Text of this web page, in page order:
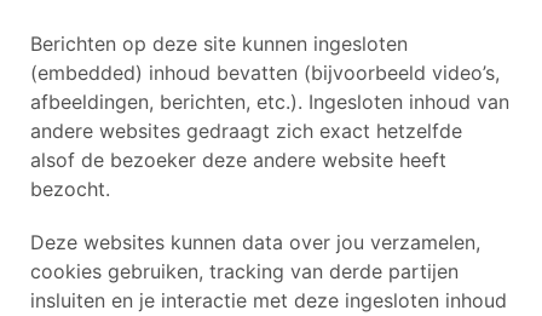
Berichten op deze site kunnen ingesloten
(embedded) inhoud bevatten (bijvoorbeeld video’s,
afbeeldingen, berichten, etc.). Ingesloten inhoud van
andere websites gedraagt zich exact hetzelfde
alsof de bezoeker deze andere website heeft
bezocht.
Deze websites kunnen data over jou verzamelen,
cookies gebruiken, tracking van derde partijen
insluiten en je interactie met deze ingesloten inhoud